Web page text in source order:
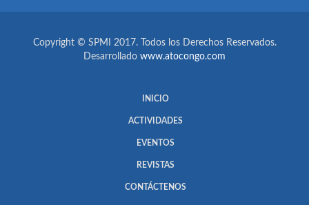
Copyright © SPMI 2017. Todos los Derechos Reservados.
Desarrollado www.atocongo.com
INICIO
ACTIVIDADES
EVENTOS
REVISTAS
CONTÁCTENOS